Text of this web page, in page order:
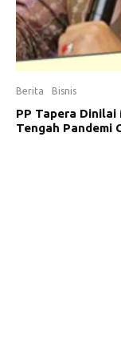
Berita Bisnis
PP Tapera Dinilai
Tengah Pandemi